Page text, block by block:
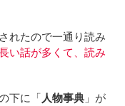
れたので一通り読み
い話が多くて、読み
下に「 人物事典 」が